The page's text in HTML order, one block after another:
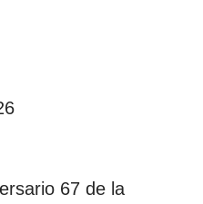
67 de la